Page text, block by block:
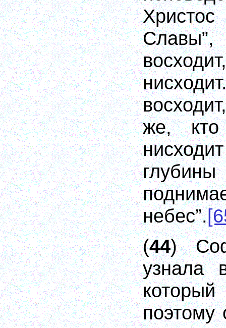
же,
небес”.
(44)
узнала
поэтому